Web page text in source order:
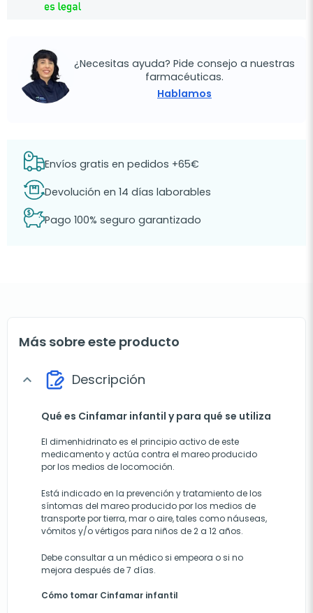
¿Necesitas ayuda? Pide consejo a nuestras
farmacéuticas.
Hablamos
Envíos gratis en pedidos +65€
Devolución en 14 días laborables
Pago 100% seguro garantizado
Más sobre este producto
expand_more Descripción
Qué es Cinfamar infantil y para qué se utiliza
El dimenhidrinato es el principio activo de este
medicamento y actúa contra el mareo producido
por los medios de locomoción.
Está indicado en la prevención y tratamiento de los
síntomas del mareo producido por los medios de
transporte por tierra, mar o aire, tales como náuseas,
vómitos y/o vértigos para niños de 2 a 12 años.
Debe consultar a un médico si empeora o si no
mejora después de 7 días.
Cómo tomar Cinfamar infantil